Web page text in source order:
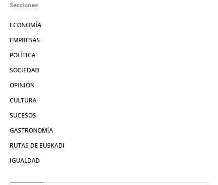
Secciones
ECONOMÍA
EMPRESAS
POLÍTICA
SOCIEDAD
OPINIÓN
CULTURA
SUCESOS
GASTRONOMÍA
RUTAS DE EUSKADI
IGUALDAD